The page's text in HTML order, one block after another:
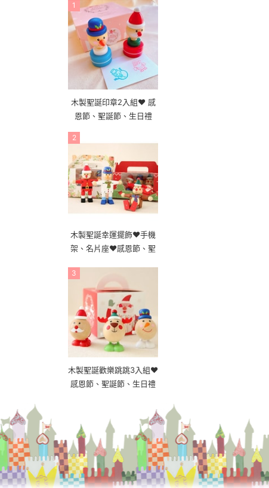
1
木製聖誕印章2入組❤ 感
恩節、聖誕節、生日禮
2
木製聖誕幸運擺飾❤手機
架、名片座❤感恩節、聖
3
木製聖誕歡樂跳跳3入組❤
感恩節、聖誕節、生日禮